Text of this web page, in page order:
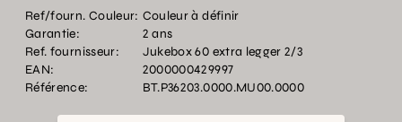
Ref/fourn. Couleur: Couleur à définir
Garantie:
2 ans
Ref. fournisseur:
Jukebox 60 extra legger 2/3
EAN:
2000000429997
Référence:
BT.P36203.0000.MU00.0000